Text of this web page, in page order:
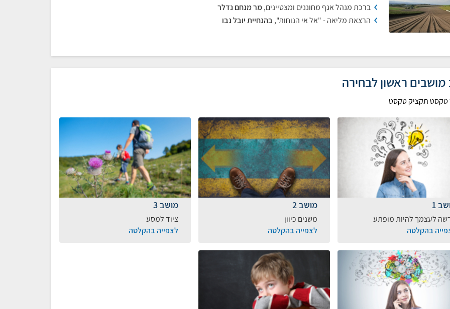
ברכת מנהל אגף מחוננים ומצטיינים,מר מנחם נדלר
הרצאת מליאה - "אל אי הנוחות", בהנחיית יובל נבו
ראשון לבחירה
טקסט תקציק טקסט
1
לעצמך להיות מופתע
בהקלטה
מושב 2
משנים כיוון
לצפייה בהקלטה
מושב 3
ציוד למסע
לצפייה בהקלטה